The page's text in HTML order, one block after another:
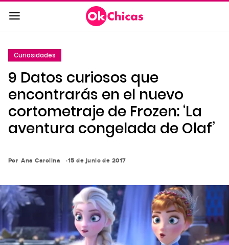
Saltar
al
contenido
a
la
navegación
principal
Curiosidades
9 Datos curiosos que
encontrarás en el nuevo
cortometraje de Frozen: ‘La
aventura congelada de Olaf’
Por Ana Carolina 15 de junio de 2017